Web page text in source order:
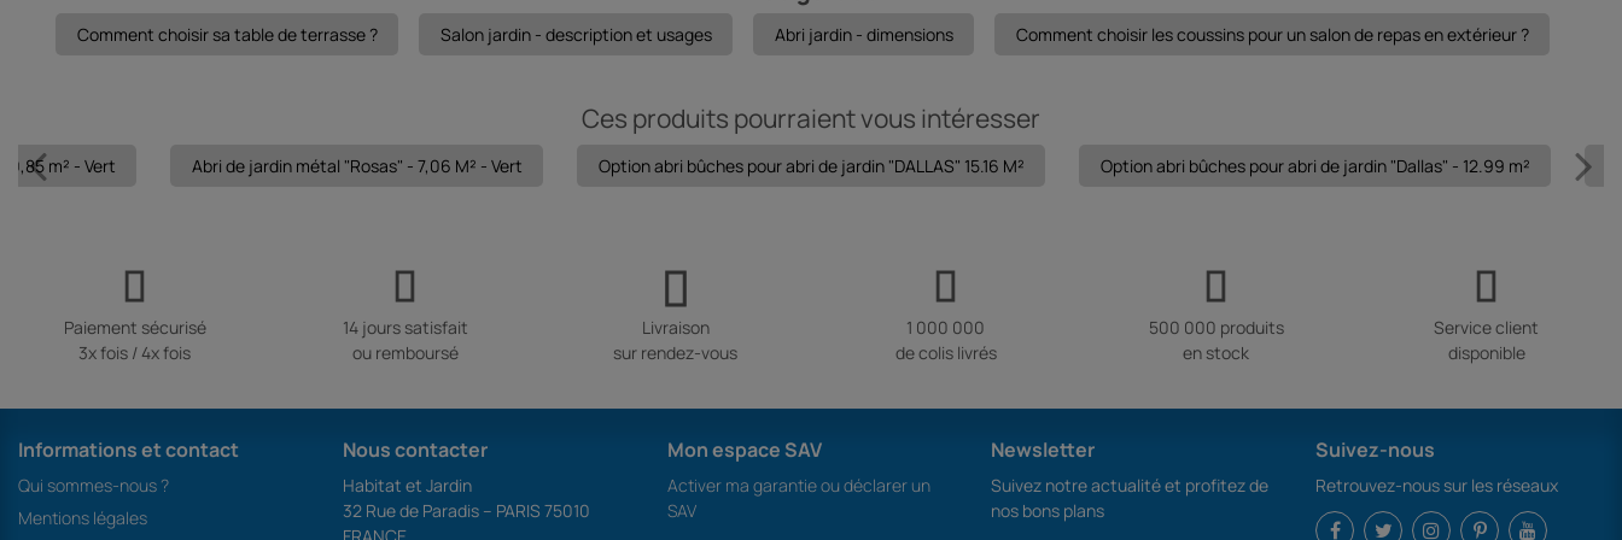
Comment choisir sa table de terrasse ? Salon jardin - description et usages Abri jardin - dimensions Comment choisir les coussins pour un salon de repas en extérieur ?
Ces produits pourraient vous intéresser
m² - Vert Abri de jardin métal "Rosas" - 7,06 M² - Vert Option abri bûches pour abri de jardin "DALLAS" 15.16 M² Option abri bûches pour abri de jardin "Dallas" - 12.99 m²
Paiement sécurisé
3x fois / 4x fois
14 jours satisfait
ou remboursé
Livraison
sur rendez-vous
1 000 000
de colis livrés
500 000 produits
en stock
Service client
disponible
Informations et contact
Qui sommes-nous ?
Mentions légales
Nous contacter
Habitat et Jardin
32 Rue de Paradis – PARIS 75010
Mon espace SAV
Activer ma garantie ou déclarer un
SAV
Newsletter
Suivez notre actualité et profitez de
nos bons plans
Suivez-nous
Retrouvez-nous sur les réseaux